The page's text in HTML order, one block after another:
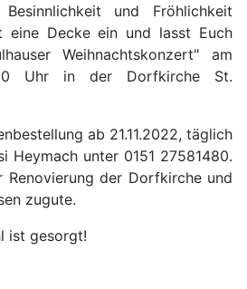
und Fröhlichkeit
eine Decke ein und lasst Euch
Weihnachtskonzert" am
Uhr in der Dorfkirche St.
ab 21.11.2022, täglich
Heymach unter 0151 27581480.
Renovierung der Dorfkirche und
zugute.
ist gesorgt!